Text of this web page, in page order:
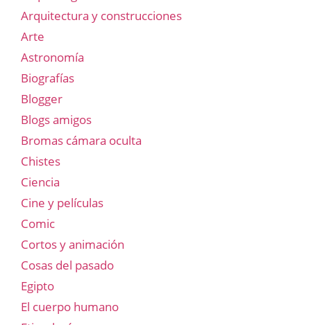
Arquitectura y construcciones
Arte
Astronomía
Biografías
Blogger
Blogs amigos
Bromas cámara oculta
Chistes
Ciencia
Cine y películas
Comic
Cortos y animación
Cosas del pasado
Egipto
El cuerpo humano